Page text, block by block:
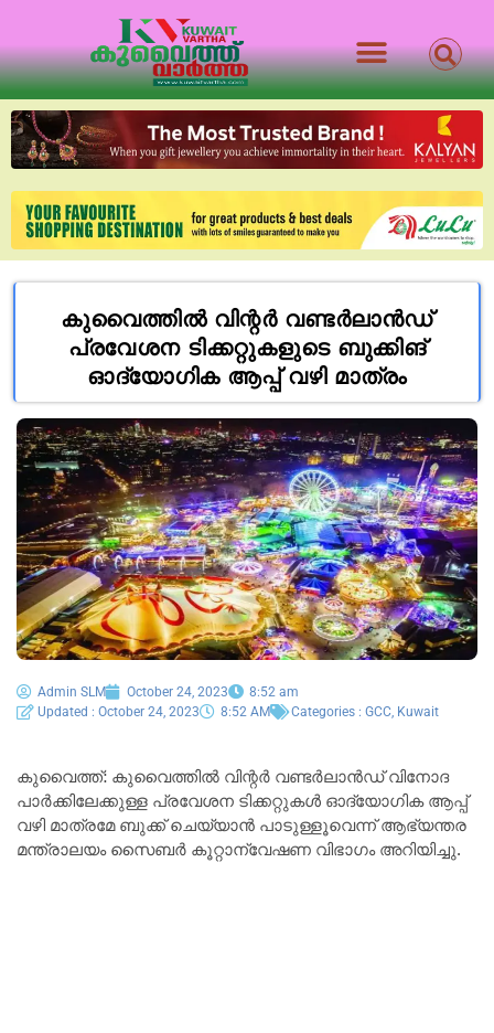
കുവൈത്തിൽ വിന്റർ വണ്ടർലാൻഡ്
പ്രവേശന ടിക്കറ്റുകളുടെ ബുക്കിങ്
ഓദ്യോഗിക ആപ്പ് വഴി മാത്രം
Admin SLM October 24, 2023
8:52 am
Updated : October 24, 2023
8:52 AM Categories : GCC Kuwait
കുവൈത്ത്: കുവൈത്തിൽ വിന്റർ വണ്ടർലാൻഡ് വിനോദ
പാർക്കിലേക്കുള്ള പ്രവേശന ടിക്കറ്റുകൾ ഓദ്യോഗിക ആപ്പ്
വഴി മാത്രമേ ബുക്ക് ചെയ്യാൻ പാടുള്ളൂവെന്ന് ആഭ്യന്തര
മന്ത്രാലയം സൈബർ കൂറ്റാന്വേഷണ വിഭാഗം അറിയിച്ചു.